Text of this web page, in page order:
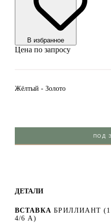
В избранноe
Цена по запросу
Жёлтый - Золото
ПОД
ДЕТАЛИ
ВСТАВКА БРИЛЛИАНТ
4/6 А)